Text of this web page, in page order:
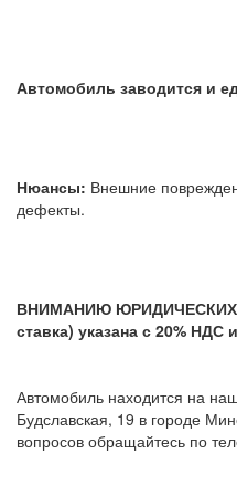
Автомобиль заводится и
Нюансы: Внешние
дефекты.
ВНИМАНИЮ ЮРИДИЧЕСКИХ
ставка) указана с 20% НДС
Автомобиль находится на
Будславская, 19 в городе
вопросов обращайтесь по